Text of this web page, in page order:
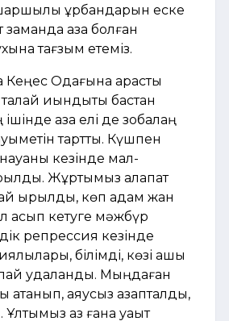
құрбандарын еске
қаза болған
тағзым етеміз.
Одағына қарасты
қиындықты бастан
қазақ елі де зобалаң
тартты. Күшпен
кезінде мал-
Жұртымыз алапат
қырылды, көп адам жан
асып кетуге мәжбүр
репрессия кезінде
білімді, көзі ашық
қудаланды. Мыңдаған
атанып, аяусыз азапталды,
аз ғана уақыт